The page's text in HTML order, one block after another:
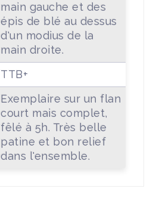
main gauche et des
épis de blé au dessus
d'un modius de la
main droite.
TTB+
Exemplaire sur un flan
court mais complet,
fêlé à 5h. Très belle
patine et bon relief
dans l'ensemble.